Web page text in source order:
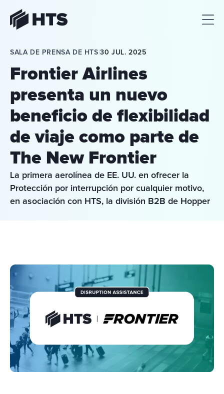
SALA DE PRENSA DE HTS |30 JUL. 2025
Frontier Airlines
presenta un nuevo
beneficio de flexibilidad
de viaje como parte de
The New Frontier
La primera aerolínea de EE. UU. en ofrecer la
Protección por interrupción por cualquier motivo,
en asociación con HTS, la división B2B de Hopper